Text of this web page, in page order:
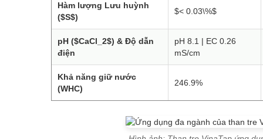
Hàm lượng Lưu huỳnh
($S$)
$< 0.03\%$
pH ($CaCl_2$) & Độ dẫn
điện
pH 8.1 | EC 0.26
mS/cm
Khả năng giữ nước
(WHC)
246.9%